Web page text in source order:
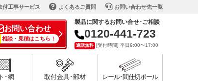
付工事サービス よくあるご質問 お問い合わせ先一覧
お問い合わせ
相談・見積はこちら！
製品に関するお問い合せ･ご相談
0120-441-723
通話無料 [受付時間] 平日9:00〜17:00
･網 取付金具･部材 レール･間仕切ポール